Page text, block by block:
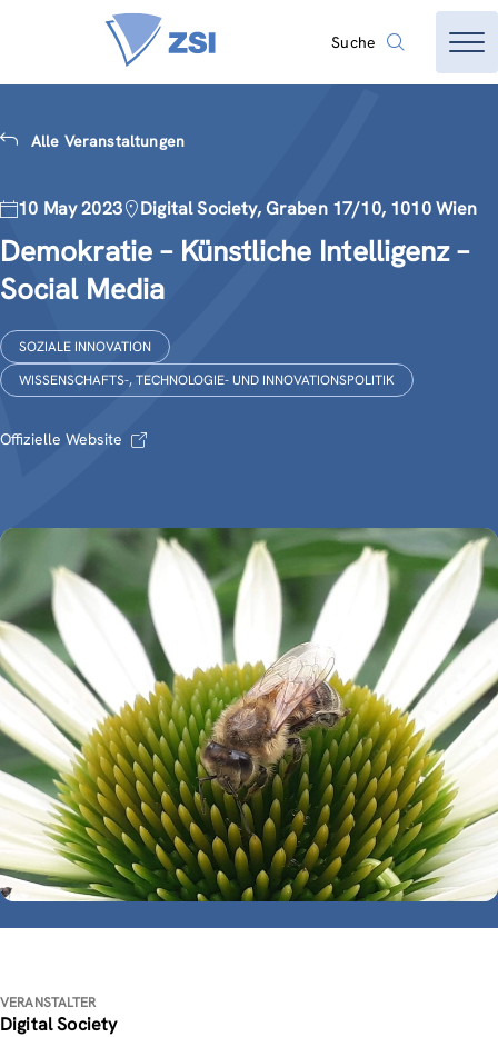
Suche
Alle Veranstaltungen
10 May 2023 Digital Society, Graben 17/10, 1010 Wien
Demokratie – Künstliche Intelligenz –
Social Media
SOZIALE INNOVATION
WISSENSCHAFTS-, TECHNOLOGIE- UND INNOVATIONSPOLITIK
Offizielle Website
VERANSTALTER
Digital Society